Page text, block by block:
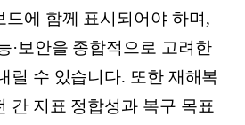
드에 함께 표시되어야 하며,
·보안을 종합적으로 고려한
릴 수 있습니다. 또한 재해복
간 지표 정합성과 복구 목표